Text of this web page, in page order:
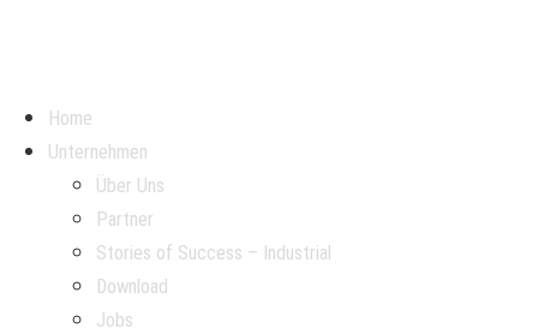
Home
Unternehmen
Über Uns
Partner
Stories of Success – Industrial
Download
Jobs